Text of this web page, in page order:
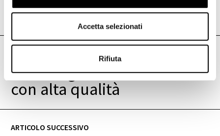
Accetta selezionati
Rifiuta
Tecnologia a basso costo
con alta qualità
ARTICOLO SUCCESSIVO